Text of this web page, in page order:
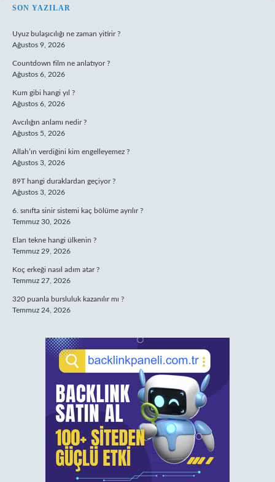
SIDEBAR
SON YAZILAR
Uyuz bulaşıcılığı ne zaman yitirir ?
Ağustos 9, 2026
Countdown film ne anlatıyor ?
Ağustos 6, 2026
Kum gibi hangi yıl ?
Ağustos 6, 2026
Avcılığın anlamı nedir ?
Ağustos 5, 2026
Allah’ın verdiğini kim engelleyemez ?
Ağustos 3, 2026
89T hangi duraklardan geçiyor ?
Ağustos 3, 2026
6. sınıfta sinir sistemi kaç bölüme ayrılır ?
Temmuz 30, 2026
Elan tekne hangi ülkenin ?
Temmuz 29, 2026
Koç erkeği nasıl adım atar ?
Temmuz 27, 2026
320 puanla bursluluk kazanılır mı ?
Temmuz 24, 2026